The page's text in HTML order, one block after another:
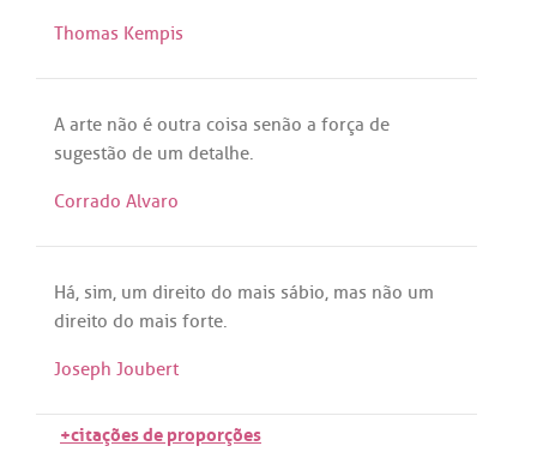
Thomas Kempis
A arte não é outra coisa senão a força de
sugestão de um detalhe.
Corrado Alvaro
Há, sim, um direito do mais sábio, mas não um
direito do mais forte.
Joseph Joubert
+citações de proporções